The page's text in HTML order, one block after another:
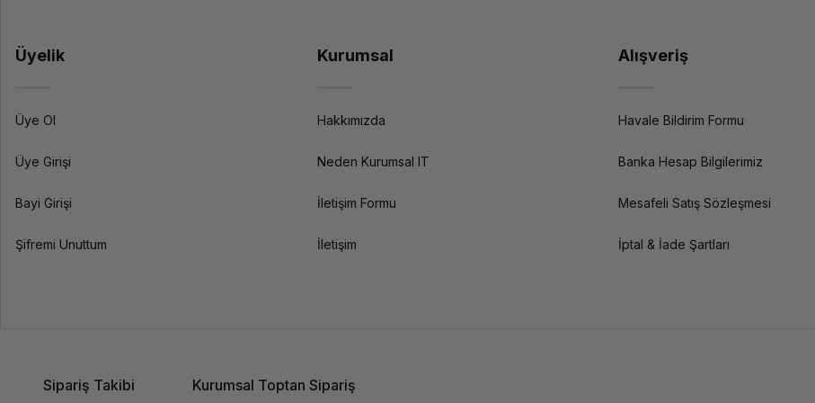
Üyelik
Üye Ol
Üye Girişi
Bayi Girişi
Şifremi Unuttum
Kurumsal
Hakkımızda
Neden Kurumsal IT
İletişim Formu
İletişim
Alışveriş
Havale Bildirim Formu
Banka Hesap Bilgilerimiz
Mesafeli Satış Sözleşmesi
İptal & İade Şartları
Sipariş Takibi Kurumsal Toptan Sipariş